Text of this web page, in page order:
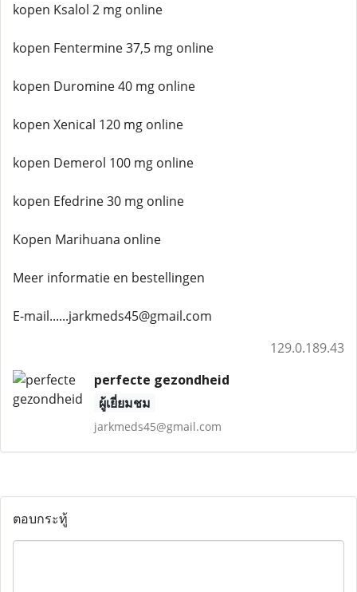
kopen Ksalol 2 mg online
kopen Fentermine 37,5 mg online
kopen Duromine 40 mg online
kopen Xenical 120 mg online
kopen Demerol 100 mg online
kopen Efedrine 30 mg online
Kopen Marihuana online
Meer informatie en bestellingen
E-mail......jarkmeds45@gmail.com
129.0.189.43
perfecte gezondheid
ผู้เยี่ยมชม
jarkmeds45@gmail.com
ตอบกระทู้